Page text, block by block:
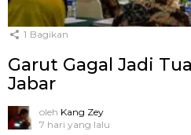
1 Bagikan
Garut Gagal Jadi
Jabar
oleh Kang Zey
7 hari yang lalu